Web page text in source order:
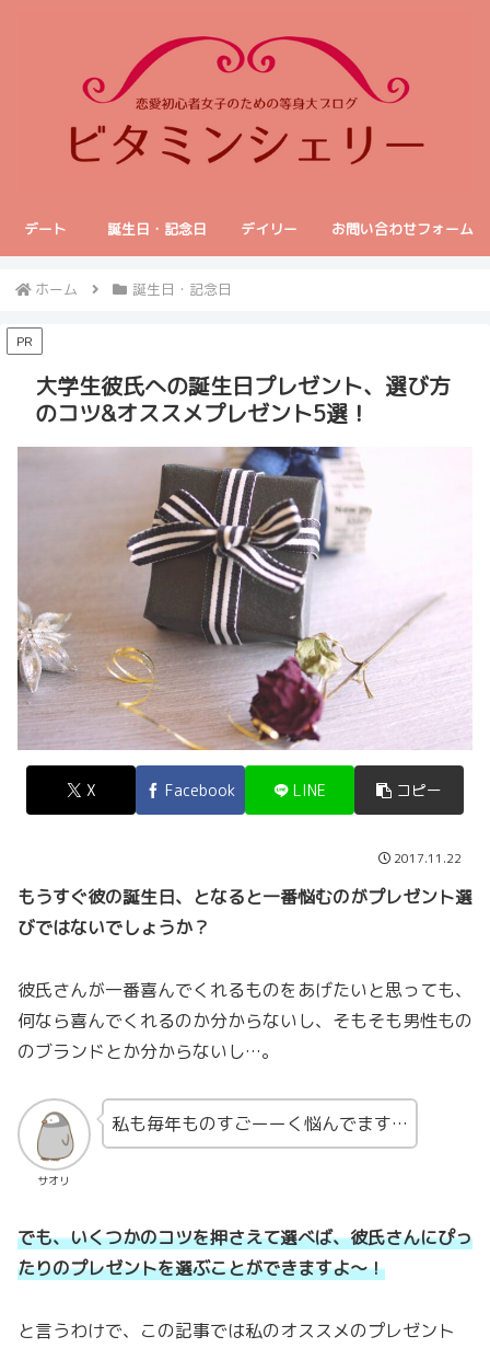
デート 誕生日・記念日 デイリー お問い合わせフォーム
ホーム 誕生日・記念日
PR
大学生彼氏への誕生日プレゼント、選び方
のコツ&オススメプレゼント5選！
X Facebook LINE コピー
2017.11.22
もうすぐ彼の誕生日、となると一番悩むのがプレゼント選
びではないでしょうか？
彼氏さんが一番喜んでくれるものをあげたいと思っても、
何なら喜んでくれるのか分からないし、そもそも男性もの
のブランドとか分からないし…。
サオリ
私も毎年ものすごーーく悩んでます…
でも、いくつかのコツを押さえて選べば、彼氏さんにぴっ
たりのプレゼントを選ぶことができますよ〜！
と言うわけで、この記事では私のオススメのプレゼント